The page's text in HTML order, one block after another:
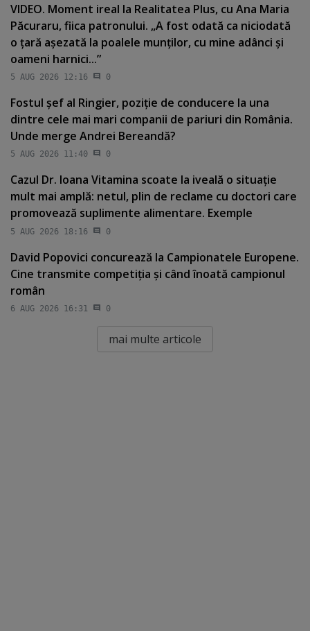
VIDEO. Moment ireal la Realitatea Plus, cu Ana Maria
Păcuraru, fiica patronului. „A fost odată ca niciodată
o ţară aşezată la poalele munţilor, cu mine adânci şi
oameni harnici...”
5 AUG 2026 12:16 0
Fostul şef al Ringier, poziţie de conducere la una
dintre cele mai mari companii de pariuri din România.
Unde merge Andrei Bereandă?
5 AUG 2026 11:40 0
Cazul Dr. Ioana Vitamina scoate la iveală o situaţie
mult mai amplă: netul, plin de reclame cu doctori care
promovează suplimente alimentare. Exemple
5 AUG 2026 18:16 0
David Popovici concurează la Campionatele Europene.
Cine transmite competiţia şi când înoată campionul
român
6 AUG 2026 16:31 0
mai multe articole